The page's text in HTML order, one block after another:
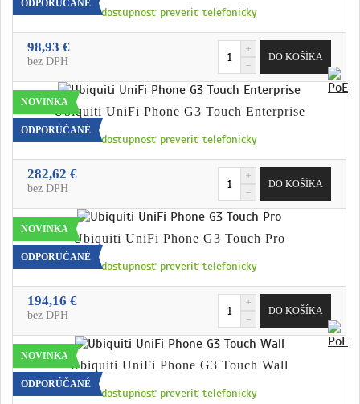
ODPORÚČANÉ
dostupnosť preveriť telefonicky
98,93 €
bez DPH
NOVINKA
ODPORÚČANÉ
Ubiquiti UniFi Phone G3 Touch Enterprise
dostupnosť preveriť telefonicky
282,62 €
bez DPH
NOVINKA
ODPORÚČANÉ
Ubiquiti UniFi Phone G3 Touch Pro
dostupnosť preveriť telefonicky
194,16 €
bez DPH
NOVINKA
ODPORÚČANÉ
Ubiquiti UniFi Phone G3 Touch Wall
dostupnosť preveriť telefonicky